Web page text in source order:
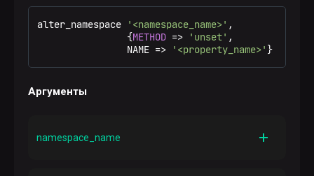
alter_namespace '<namespace_name>' ,
                {
METHOD => 'unset' ,
                NAME
=> '<property_name>' }
Аргументы
namespace_name